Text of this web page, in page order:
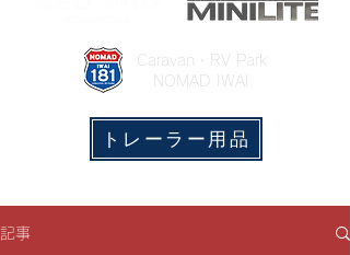
トレーラー用品
​Caravan・RV Park
NOMAD IWAI
記事